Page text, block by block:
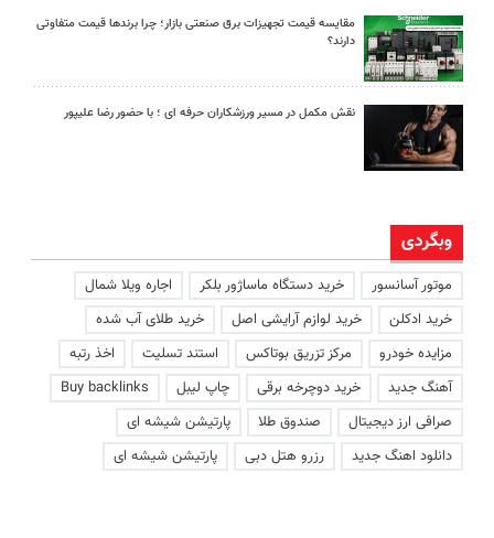
مقایسه قیمت تجهیزات برق صنعتی بازار؛ چرا برندها قیمت متفاوتی
دارند؟
نقش مکمل در مسیر ورزشکاران حرفه ای ؛ با حضور رضا علیپور
وبگردی
موتور آسانسور خرید دستگاه ماساژور بلکر
اجاره ویلا شمال
خرید ادکلن
خرید لوازم آرایشی اصل
خرید طلای آب شده
مزایده خودرو
مرکز تزریق بوتاکس استند تسلیت
اخذ رتبه
آهنگ جدید
خرید دوچرخه برقی چاپ لیبل
Buy backlinks
صرافی ارز دیجیتال
صندوق طلا
پارتیشن شیشه ای
دانلود اهنگ جدید
رزرو هتل دبی پارتیشن شیشه ای